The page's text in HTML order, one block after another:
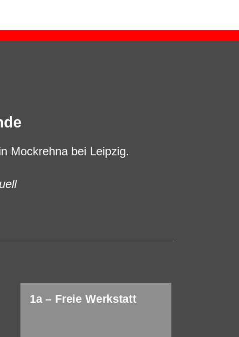
Mockrehna bei Leipzig.
1a – Freie Werkstatt